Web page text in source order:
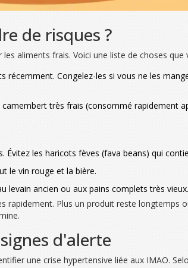
de risques ?
aliments frais. Voici une liste de choses
Congelez-les si vous ne les
très frais (consommé rapidement
les haricots fèves (fava beans) qui
le vin rouge et la bière.
levain ancien ou aux pains complets très vieux.
Plus un produit reste longtemps
d'alerte
une crise hypertensive liée aux IMAO.